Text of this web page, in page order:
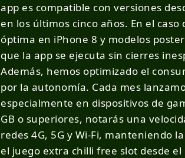
app es compatible con versiones
en los últimos cinco años. En el
óptima en iPhone 8 y modelos
que la app se ejecuta sin cierres
Además, hemos optimizado el
por la autonomía. Cada mes
especialmente en dispositivos de
GB o superiores, notarás una
redes 4G, 5G y Wi-Fi, manteniendo
el juego extra chilli free slot desde